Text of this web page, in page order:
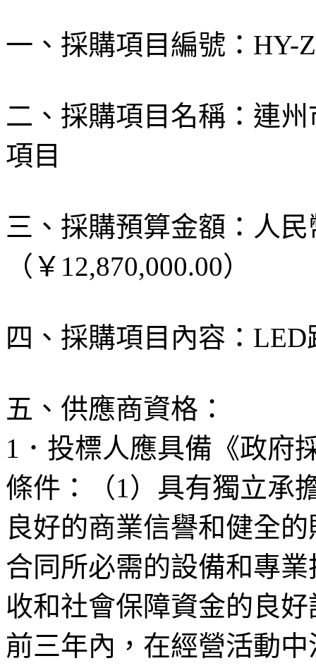
一、採購項目編號： HY-
二、採購項目名稱：連州
項目
三、採購預算金額：人
（￥ 12,870,000.00）
四、採購項目內容： LED
五、供應商資格：
1 ．投標人應具備《政府
條件：（1）具有獨立承
良好的商業信譽和健全
合同所必需的設備和專
收和社會保障資金的良
前三年內，在經營活動